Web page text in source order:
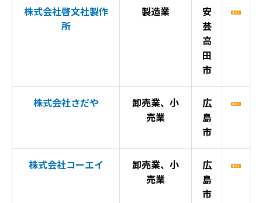
株式会社啓文社製作
所
製造業
安
芸
高
田
市
株式会社さだや
卸売業、小
売業
広
島
市
株式会社コーエイ
卸売業、小
売業
広
島
市